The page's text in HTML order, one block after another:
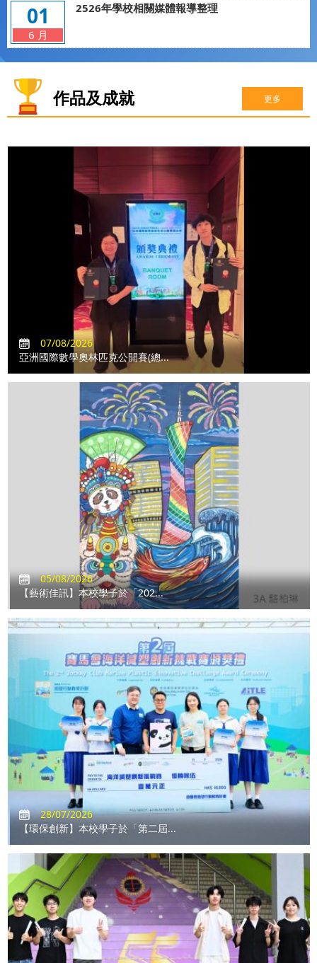
01
6 月
2526年學校相關媒體報導整理
更多
作品及成就
07/08/2026
亞洲國際數學奧林匹克公開賽(總...
05/08/2026
【藝術佳訊】本校學子於「202...
28/07/2026
【環保創新】本校學子於「第二屆...